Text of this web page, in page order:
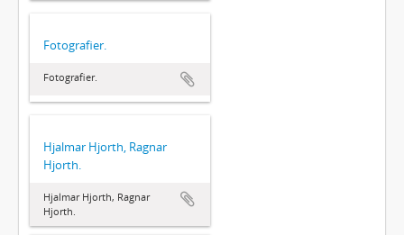
Fotografier.
Fotografier.
Hjalmar Hjorth, Ragnar
Hjorth.
Hjalmar Hjorth, Ragnar
Hjorth.